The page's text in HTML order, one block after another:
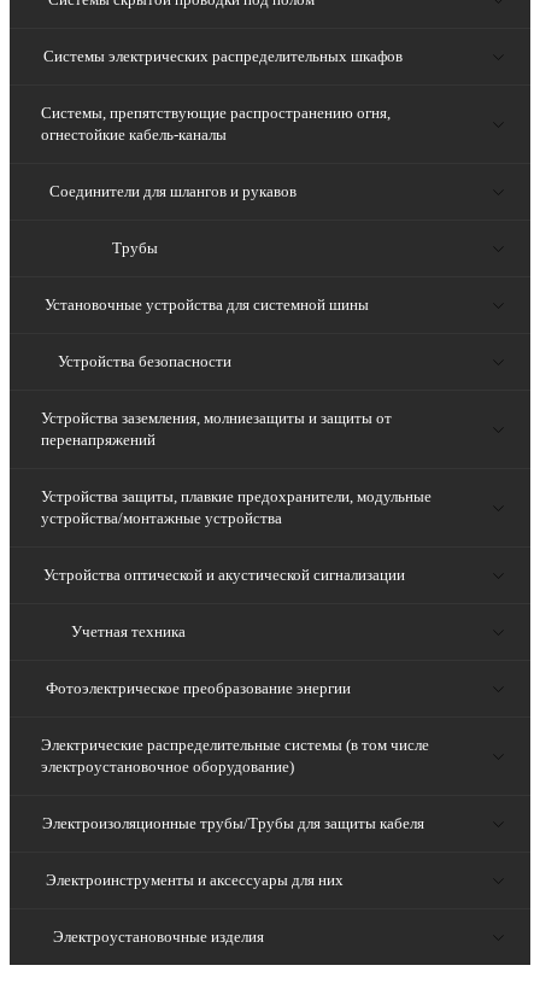
Системы электрических распределительных шкафов
Системы, препятствующие распространению огня,
огнестойкие кабель-каналы
Соединители для шлангов и рукавов
Трубы
Установочные устройства для системной шины
Устройства безопасности
Устройства заземления, молниезащиты и защиты от
перенапряжений
Устройства защиты, плавкие предохранители, модульные
устройства/монтажные устройства
Устройства оптической и акустической сигнализации
Учетная техника
Фотоэлектрическое преобразование энергии
Электрические распределительные системы (в том числе
электроустановочное оборудование)
Электроизоляционные трубы/Трубы для защиты кабеля
Электроинструменты и аксессуары для них
Электроустановочные изделия